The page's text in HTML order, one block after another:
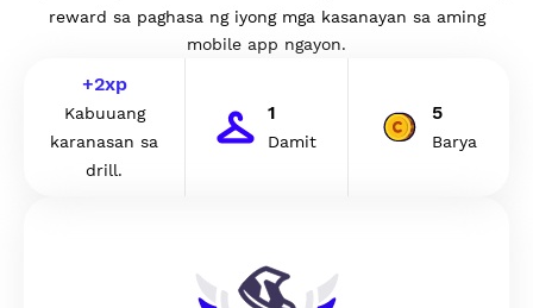
reward sa paghasa ng iyong mga kasanayan sa aming
mobile app ngayon.
+2xp
Kabuuang
karanasan sa
drill.
1
Damit
5
Barya